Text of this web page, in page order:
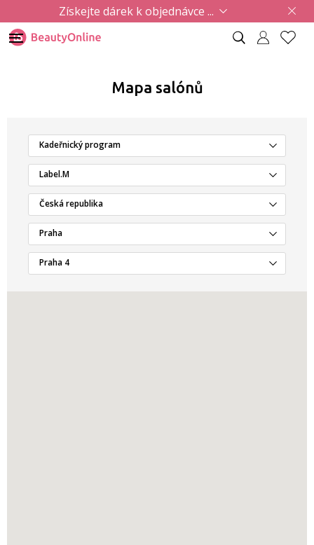
Získejte dárek k objednávce ...
Mapa salónů
Kadeřnický program
Label.M
Česká republika
Praha
Praha 4